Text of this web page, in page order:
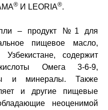
® И LEORIA®.
– продукт №1 для
пищевое масло,
содержит
Омега 3-6-9,
и минералы. Также
и другие пищевые
неоценимой